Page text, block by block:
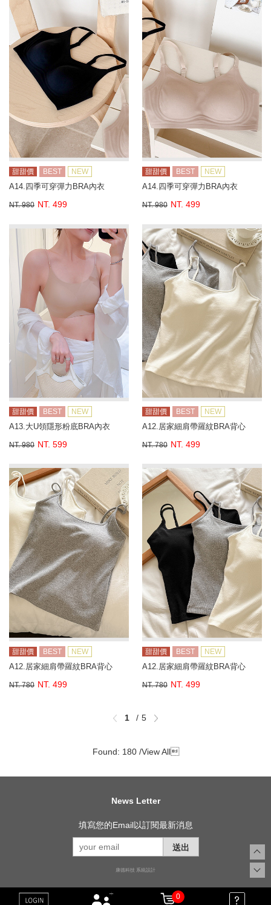
甜甜價 BEST NEW
A14.四季可穿彈力BRA內衣
NT. 980 NT. 499
甜甜價 BEST NEW
A14.四季可穿彈力BRA內衣
NT. 980 NT. 499
甜甜價 BEST NEW
A13.大U領隱形粉底BRA內衣
NT. 980 NT. 599
甜甜價 BEST NEW
A12.居家細肩帶羅紋BRA背心
NT. 780 NT. 499
甜甜價 BEST NEW
A12.居家細肩帶羅紋BRA背心
NT. 780 NT. 499
甜甜價 BEST NEW
A12.居家細肩帶羅紋BRA背心
NT. 780 NT. 499
1 5
Found: 180 /View All
News Letter
填寫您的Email以訂閱最新消息
送出
康德科技 系統設計
0